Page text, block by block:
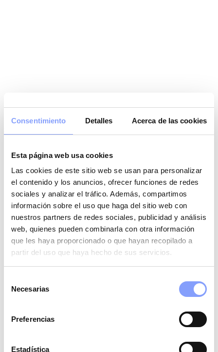
Consentimiento Detalles Acerca de las cookies
Esta página web usa cookies
Las cookies de este sitio web se usan para personalizar
el contenido y los anuncios, ofrecer funciones de redes
sociales y analizar el tráfico. Además, compartimos
información sobre el uso que haga del sitio web con
nuestros partners de redes sociales, publicidad y análisis
web, quienes pueden combinarla con otra información
que les haya proporcionado o que hayan recopilado a
partir del uso que haya hecho de sus servicios.
Necesarias
Preferencias
Estadística